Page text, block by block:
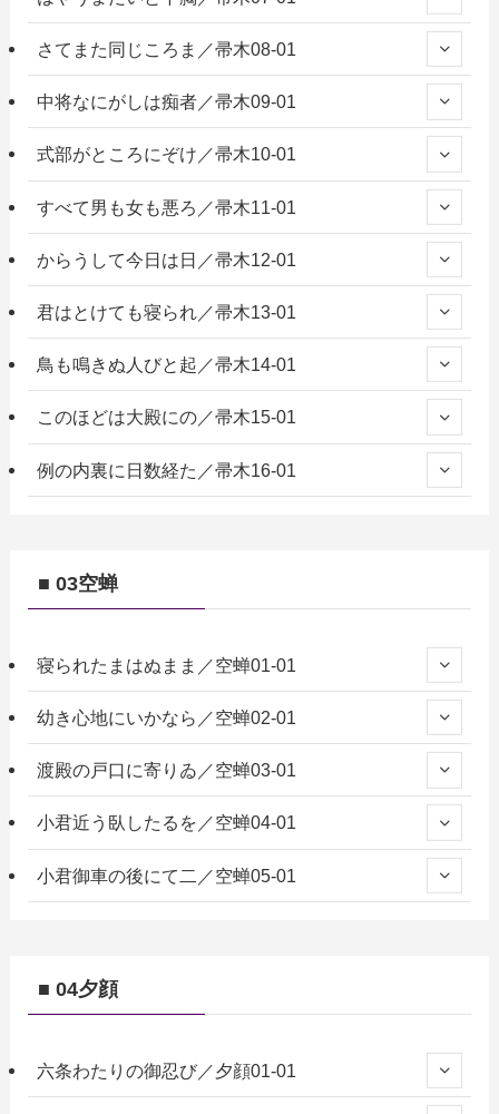
さてまた同じころま／帚木08-01
中将なにがしは痴者／帚木09-01
式部がところにぞけ／帚木10-01
すべて男も女も悪ろ／帚木11-01
からうして今日は日／帚木12-01
君はとけても寝られ／帚木13-01
鳥も鳴きぬ人びと起／帚木14-01
このほどは大殿にの／帚木15-01
例の内裏に日数経た／帚木16-01
■ 03空蝉
寝られたまはぬまま／空蝉01-01
幼き心地にいかなら／空蝉02-01
渡殿の戸口に寄りゐ／空蝉03-01
小君近う臥したるを／空蝉04-01
小君御車の後にて二／空蝉05-01
■ 04夕顔
六条わたりの御忍び／夕顔01-01